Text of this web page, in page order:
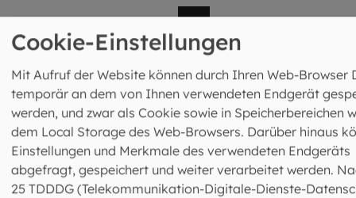
Rechnungsanschrift
Erzdiözese München und Freising K.d.ö.R
Seelsorge für Ethnische Minderheiten
Bestellreferenz: 10431000
Postfach 310426
80104 München
Cookie-Einstellungen
Mit Aufruf der Website können durch Ihren Web-Browser
temporär an dem von Ihnen verwendeten Endgerät
werden, und zwar als Cookie sowie in Speicherbereichen
dem Local Storage des Web-Browsers. Darüber hinaus
Einstellungen und Merkmale des verwendeten Endgeräts
abgefragt, gespeichert und weiter verarbeitet werden.
25 TDDDG (Telekommunikation-Digitale-Dienste-